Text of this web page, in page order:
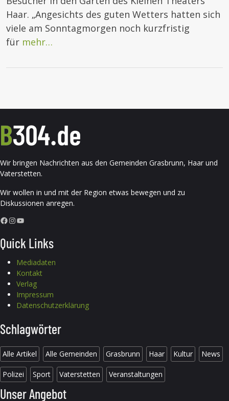
Haar. „Angesichts des guten Wetters hatten sich
viele am Sonntagmorgen noch kurzfristig
für mehr…
Wir bringen Nachrichten aus den Gemeinden Grasbrunn, Haar und
Vaterstetten.
Wir wollen in und mit der Region etwas bewegen und zu
Diskussionen anregen.
Facebook InstagramYouTube
Quick Links
Mediadaten
Kontakt
Verlag
Impressum
Datenschutzerklärung
Schlagwörter
Alle Artikel Alle Gemeinden Grasbrunn Haar Kultur News
Polizei Sport Vaterstetten Veranstaltungen
Unser Angebot